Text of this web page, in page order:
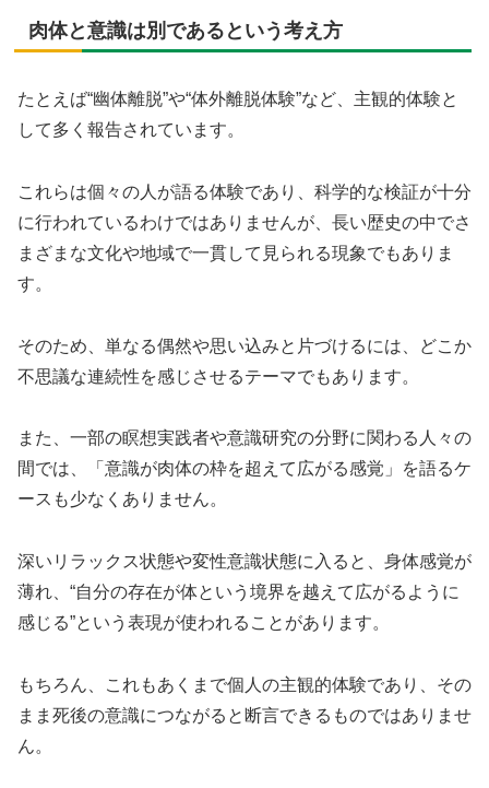
肉体と意識は別であるという考え方
たとえば“幽体離脱”や“体外離脱体験”など、主観的体験と
して多く報告されています。
これらは個々の人が語る体験であり、科学的な検証が十分
に行われているわけではありませんが、長い歴史の中でさ
まざまな文化や地域で一貫して見られる現象でもありま
す。
そのため、単なる偶然や思い込みと片づけるには、どこか
不思議な連続性を感じさせるテーマでもあります。
また、一部の瞑想実践者や意識研究の分野に関わる人々の
間では、「意識が肉体の枠を超えて広がる感覚」を語るケ
ースも少なくありません。
深いリラックス状態や変性意識状態に入ると、身体感覚が
薄れ、“自分の存在が体という境界を越えて広がるように
感じる”という表現が使われることがあります。
もちろん、これもあくまで個人の主観的体験であり、その
まま死後の意識につながると断言できるものではありませ
ん。